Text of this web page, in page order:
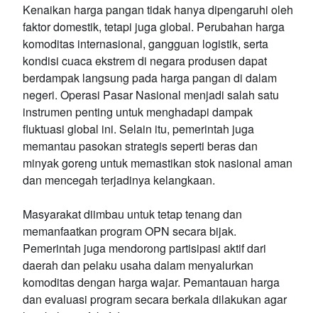
Kenaikan harga pangan tidak hanya dipengaruhi oleh
faktor domestik, tetapi juga global. Perubahan harga
komoditas internasional, gangguan logistik, serta
kondisi cuaca ekstrem di negara produsen dapat
berdampak langsung pada harga pangan di dalam
negeri. Operasi Pasar Nasional menjadi salah satu
instrumen penting untuk menghadapi dampak
fluktuasi global ini. Selain itu, pemerintah juga
memantau pasokan strategis seperti beras dan
minyak goreng untuk memastikan stok nasional aman
dan mencegah terjadinya kelangkaan.
Masyarakat diimbau untuk tetap tenang dan
memanfaatkan program OPN secara bijak.
Pemerintah juga mendorong partisipasi aktif dari
daerah dan pelaku usaha dalam menyalurkan
komoditas dengan harga wajar. Pemantauan harga
dan evaluasi program secara berkala dilakukan agar